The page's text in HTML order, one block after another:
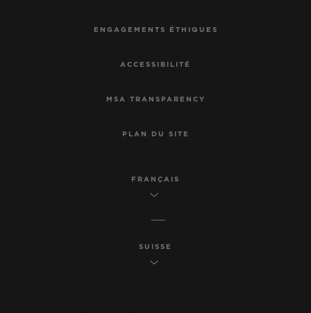
ENGAGEMENTS ÉTHIQUES
ACCESSIBILITÉ
MSA TRANSPARENCY
PLAN DU SITE
FRANÇAIS
SUISSE